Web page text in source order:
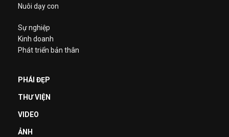
Nuôi dạy con
Sự nghiệp
Kinh doanh
Phát triển bản thân
PHÁI ĐẸP
THƯ VIỆN
VIDEO
ẢNH